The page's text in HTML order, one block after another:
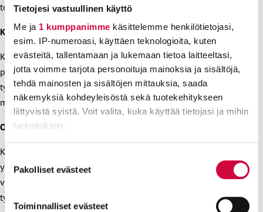
Tietojesi vastuullinen käyttö
Me ja 1 kumppanimme käsittelemme henkilötietojasi,
esim. IP-numeroasi, käyttäen teknologioita, kuten
evästeitä, tallentamaan ja lukemaan tietoa laitteeltasi,
jotta voimme tarjota personoituja mainoksia ja sisältöjä,
tehdä mainosten ja sisältöjen mittauksia, saada
näkemyksiä kohdeyleisöstä sekä tuotekehitykseen
liittyvistä syistä. Voit valita, kuka käyttää tietojasi ja mihin
tarkoituksiin.
voit määrittää asetuksesi
. Voit muuttaa
Suostumuksen
valinta
Pakolliset evästeet
Toiminnalliset evästeet
toimielimien jäsenet.
Keskeinen sisältö
Kurssin tavoitteena on antaa
päivien osanottajille ajankohtaista tietoa työsuojelusta,
työpaikan yhteistoiminnan
muutoksista sekä työhyvinvoinnin hyvistä käytännöistä.
Osaamistavoitteet
Kurssin käynyt on perehtynyt ajankohtaisiin työsuojelun ja
yhteistoiminnan asioihin sekä alueellisesti että
valtakunnallisesti. Lisäksi osallistujan osaamista
työhyvinvointiasioissa vahvistetaan.